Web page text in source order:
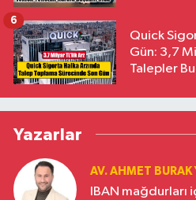
Quick
Gün: 3,7
Talepler
6
Yazarlar
AV. AHMET BURAK
IBAN mağdurları